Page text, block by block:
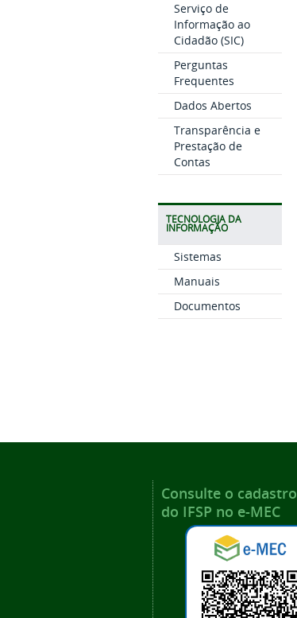
Serviço de
Informação ao
Cidadão (SIC)
Perguntas
Frequentes
Dados Abertos
Transparência e
Prestação de
Contas
TECNOLOGIA DA
INFORMAÇÃO
Sistemas
Manuais
Documentos
Consulte o cadastro
do IFSP no e-MEC